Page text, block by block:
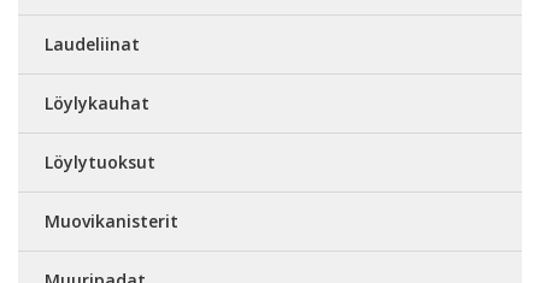
Laudeliinat
Löylykauhat
Löylytuoksut
Muovikanisterit